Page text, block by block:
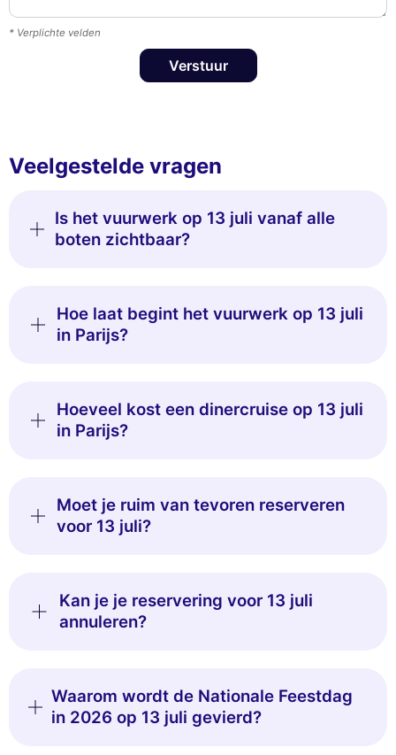
* Verplichte velden
Verstuur
Veelgestelde vragen
Is het vuurwerk op 13 juli vanaf alle
boten zichtbaar?
Hoe laat begint het vuurwerk op 13 juli
in Parijs?
Hoeveel kost een dinercruise op 13 juli
in Parijs?
Moet je ruim van tevoren reserveren
voor 13 juli?
Kan je je reservering voor 13 juli
annuleren?
Waarom wordt de Nationale Feestdag
in 2026 op 13 juli gevierd?